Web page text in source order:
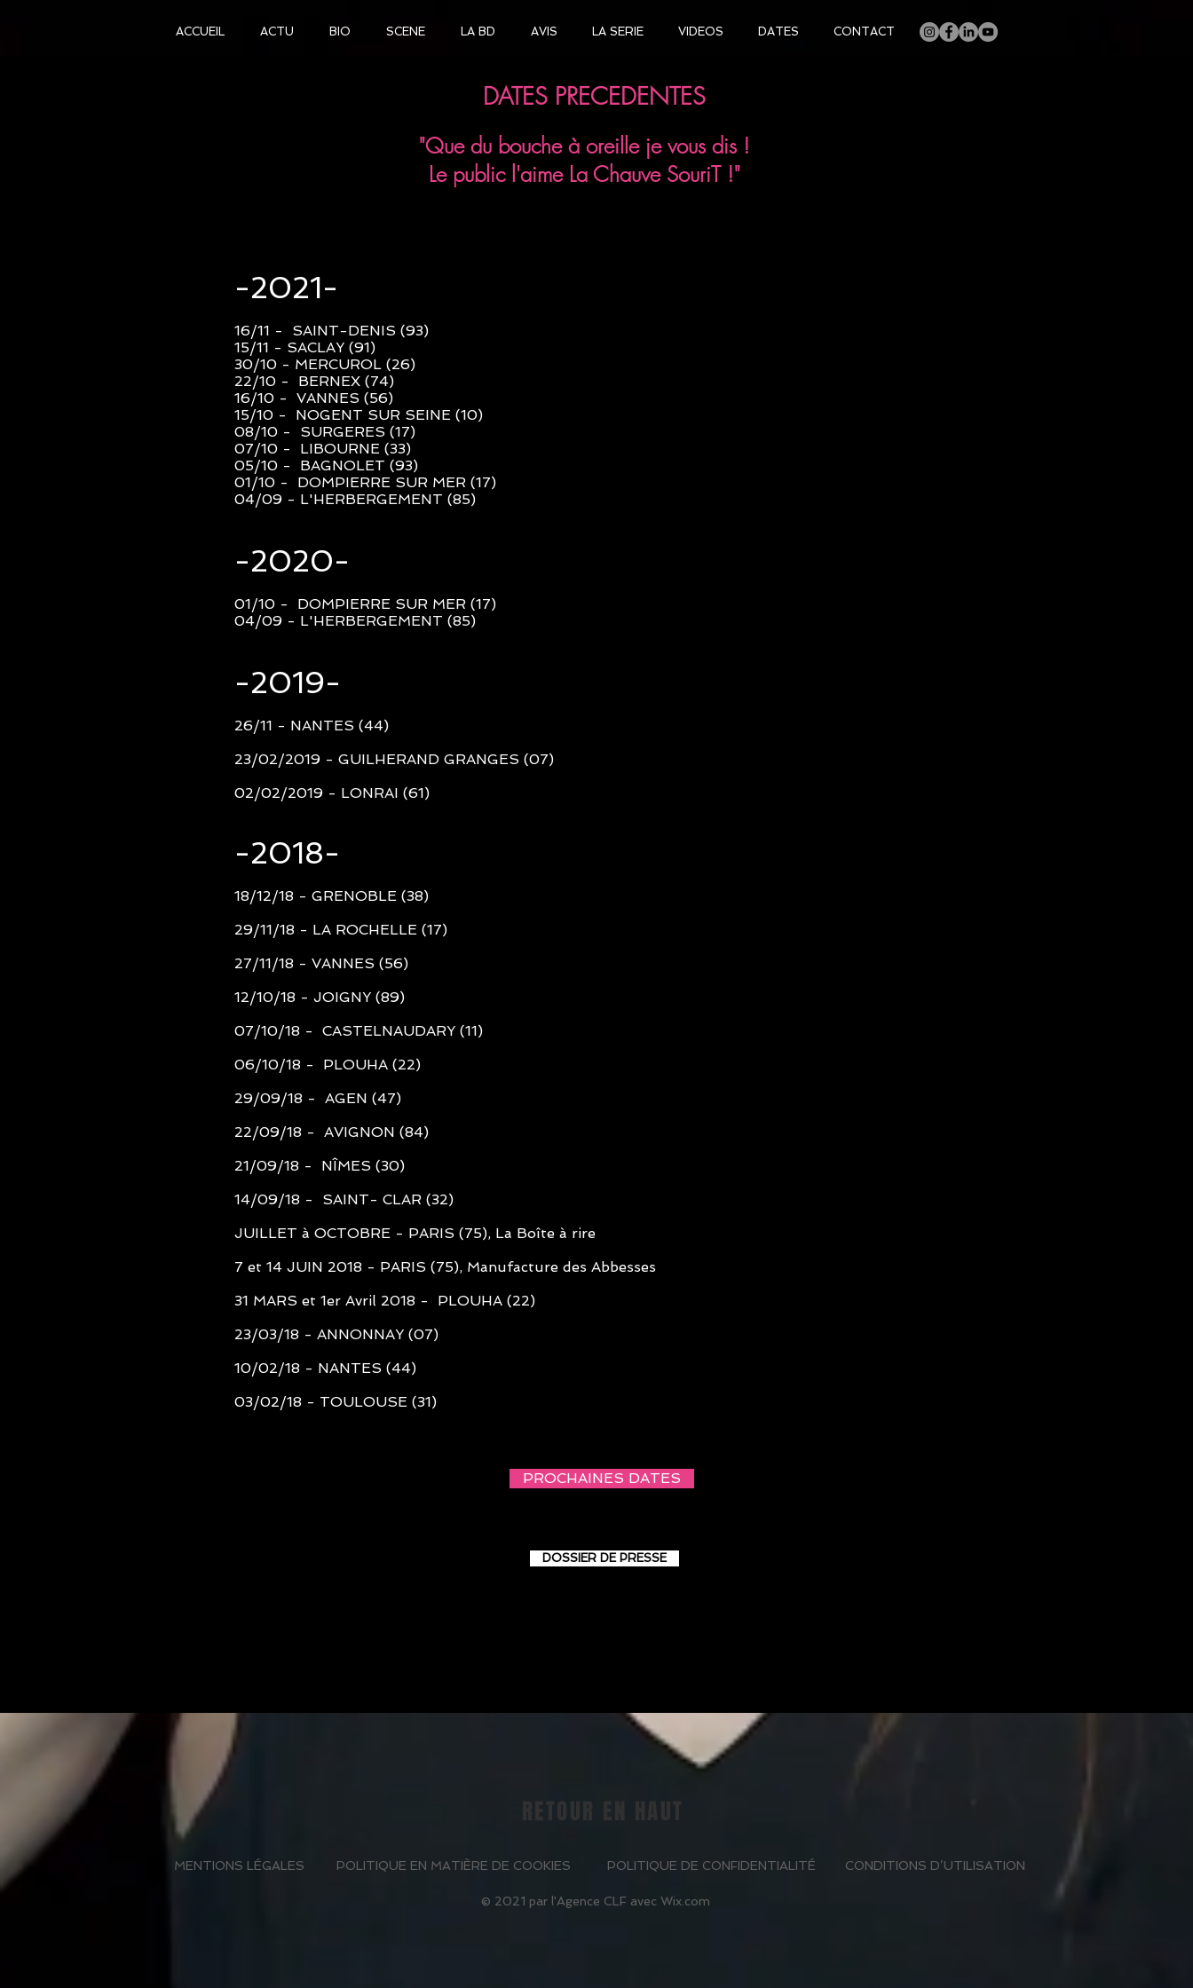
ACCUEIL ACTU BIO SCENE LA BD AVIS LA SERIE VIDEOS DATES CONTACT
DATES PRECEDENTES
"Que du bouche à oreille je vous dis !
Le public l'aime La Chauve SouriT !"
-2021-
16/11 - SAINT-DENIS (93)
15/11 - SACLAY (91)
30/10 - MERCUROL (26)
22/10 - BERNEX (74)
16/10 - VANNES (56)
15/10 - NOGENT SUR SEINE (10)
08/10 - SURGERES (17)
07/10 - LIBOURNE (33)
05/10 - BAGNOLET (93)
01/10 - DOMPIERRE SUR MER (17)
04/09 - L'HERBERGEMENT (85)
-2020-
01/10 - DOMPIERRE SUR MER (17)
04/09 - L'HERBERGEMENT (85)
-2019-
26/11 - NANTES (44)
23/02/2019 - GUILHERAND GRANGES (07)
02/02/2019 - LONRAI (61)
-2018-
18/12/18 - GRENOBLE (38)
29/11/18 - LA ROCHELLE (17)
27/11/18 - VANNES (56)
12/10/18 - JOIGNY (89)
07/10/18 - CASTELNAUDARY (11)
06/10/18 - PLOUHA (22)
29/09/18 - AGEN (47)
22/09/18 - AVIGNON (84)
​21/09/18 - NÎMES (30)
14/09/18 - SAINT- CLAR (32)
JUILLET à OCTOBRE - PARIS (75), La Boîte à rire
7 et 14 JUIN 2018 - PARIS (75), Manufacture des Abbesses
31 MARS et 1er Avril 2018 - PLOUHA (22)
23/03/18 - ANNONNAY (07)
10/02/18 - NANTES (44)
03/02/18 - TOULOUSE (31)
PROCHAINES DATES
DOSSIER DE PRESSE
RETOUR EN HAUT
MENTIONS LÉGALES POLITIQUE EN MATIÈRE DE COOKIES POLITIQUE DE CONFIDENTIALITÉ CONDITIONS D’UTILISATION
© 2021 par l'Agence CLF avec Wix.com